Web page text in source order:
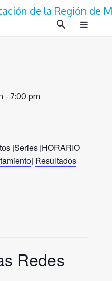
search
- 7:00 pm
|Series |HORARIO
| Resultados
Redes